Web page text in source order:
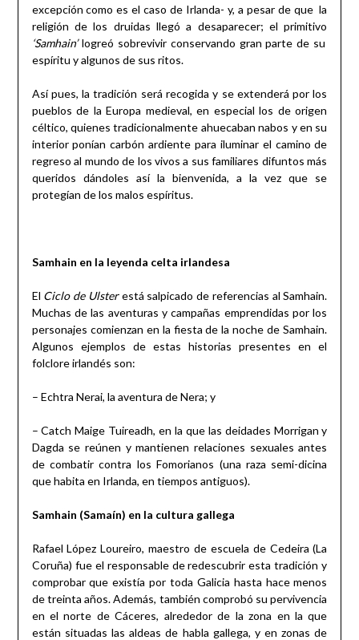
excepción como es el caso de Irlanda- y, a pesar de que la
religión de los druidas llegó a desaparecer; el primitivo
‘Samhain’logreó sobrevivir conservando gran parte de su
espíritu y algunos de sus ritos.
Así pues, la tradición será recogida y se extenderá por los
pueblos de la Europa medieval, en especial los de origen
céltico, quienes tradicionalmente ahuecaban nabos y en su
interior ponían carbón ardiente para iluminar el camino de
regreso al mundo de los vivos a sus familiares difuntos más
queridos dándoles así la bienvenida, a la vez que se
protegían de los malos espíritus.
Samhain en la leyenda celta irlandesa
El Ciclo de Ulsterestá salpicado de referencias al Samhain.
Muchas de las aventuras y campañas emprendidas por los
personajes comienzan en la fiesta de la noche de Samhain.
Algunos ejemplos de estas historias presentes en el
folclore irlandés son:
– Echtra Nerai, la aventura de Nera; y
– Catch Maige Tuireadh, en la que las deidades Morrigan y
Dagda se reúnen y mantienen relaciones sexuales antes
de combatir contra los Fomorianos (una raza semi-dicina
que habita en Irlanda, en tiempos antiguos).
Samhain (Samaín) en la cultura gallega
Rafael López Loureiro, maestro de escuela de Cedeira (La
Coruña) fue el responsable de redescubrir esta tradición y
comprobar que existía por toda Galicia hasta hace menos
de treinta años. Además, también comprobó su pervivencia
en el norte de Cáceres, alrededor de la zona en la que
están situadas las aldeas de habla gallega, y en zonas de